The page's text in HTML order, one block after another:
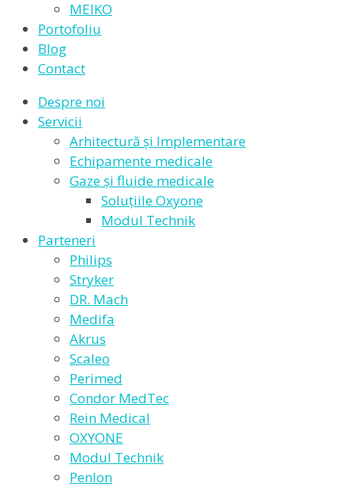
MEIKO
Portofoliu
Blog
Contact
Despre noi
Servicii
Arhitectură și Implementare
Echipamente medicale
Gaze și fluide medicale
Soluțiile Oxyone
Modul Technik
Parteneri
Philips
Stryker
DR. Mach
Medifa
Akrus
Scaleo
Perimed
Condor MedTec
Rein Medical
OXYONE
Modul Technik
Penlon